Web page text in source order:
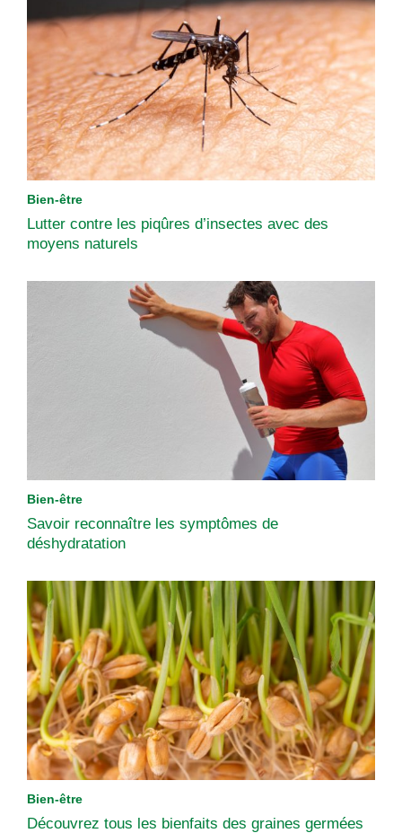
Bien-être
Lutter contre les piqûres d’insectes avec des
moyens naturels
Bien-être
Savoir reconnaître les symptômes de
déshydratation
Bien-être
Découvrez tous les bienfaits des graines germées